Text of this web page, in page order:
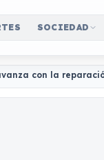
SOCIEDAD
con la